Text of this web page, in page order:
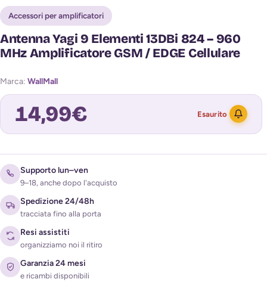
Accessori per amplificatori
Antenna Yagi 9 Elementi 13DBi 824 – 960
MHz Amplificatore GSM / EDGE Cellulare
Marca: WallMall
14,99€ Esaurito
Acconsento al trattamento dei miei dati per ricevere
Supporto lun–ven
9–18, anche dopo l'acquisto
Spedizione 24/48h
tracciata fino alla porta
Resi assistiti
organizziamo noi il ritiro
Garanzia 24 mesi
e ricambi disponibili